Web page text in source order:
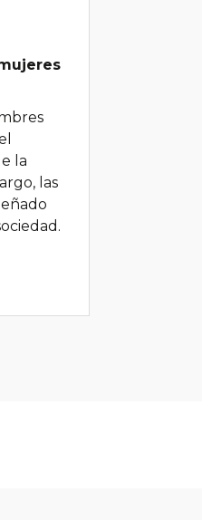
la
las